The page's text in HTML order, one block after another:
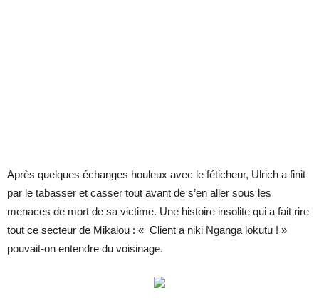
Après quelques échanges houleux avec le féticheur, Ulrich a finit
par le tabasser et casser tout avant de s’en aller sous les
menaces de mort de sa victime. Une histoire insolite qui a fait rire
tout ce secteur de Mikalou : « Client a niki Nganga lokutu ! »
pouvait-on entendre du voisinage.